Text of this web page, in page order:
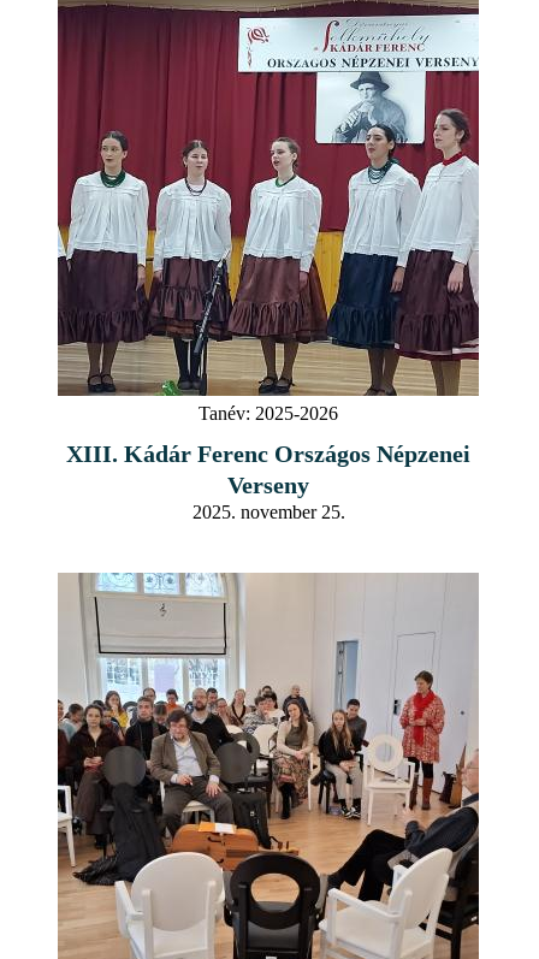
Tanév: 2025-2026
XIII. Kádár Ferenc Országos Népzenei
Verseny
2025. november 25.